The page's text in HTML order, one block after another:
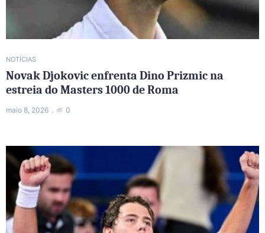
NOTÍCIAS
Novak Djokovic enfrenta Dino Prizmic na
estreia do Masters 1000 de Roma
maio 8, 2026 0